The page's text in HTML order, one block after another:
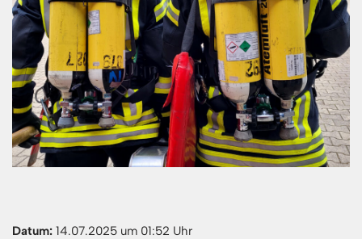
Datum: 14.07.2025 um 01:52 Uhr